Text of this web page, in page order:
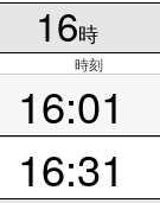
16時
時刻
16:01
16:31